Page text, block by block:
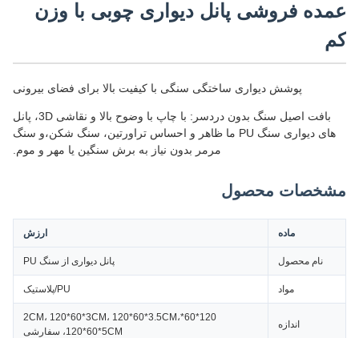
عمده فروشی پانل دیواری چوبی با وزن
کم
پوشش دیواری ساختگی سنگی با کیفیت بالا برای فضای بیرونی
بافت اصیل سنگ بدون دردسر: با چاپ با وضوح بالا و نقاشی 3D، پانل
های دیواری سنگ PU ما ظاهر و احساس تراورتین، سنگ شکن،و سنگ
مرمر بدون نیاز به برش سنگین یا مهر و موم.
مشخصات محصول
ماده ارزش
نام محصول پانل دیواری از سنگ PU
مواد PU/پلاستیک
اندازه
120*60*2CM، 120*60*3CM، 120*60*3.5CM،
120*60*5CM، سفارشی